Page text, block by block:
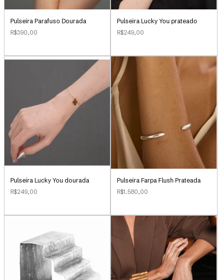
Pulseira Parafuso Dourada
R$390,00
Pulseira Lucky You prateado
R$249,00
Pulseira Lucky You dourada
R$249,00
Pulseira Farpa Flush Prateada
R$1.580,00